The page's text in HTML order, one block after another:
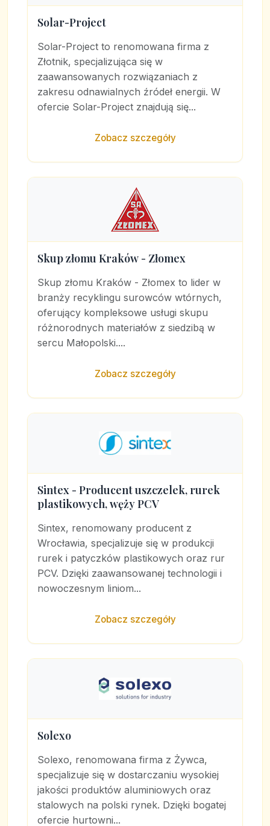
Solar-Project
Solar-Project to renomowana firma z
Złotnik, specjalizująca się w
zaawansowanych rozwiązaniach z
zakresu odnawialnych źródeł energii. W
ofercie Solar-Project znajdują się...
Zobacz szczegóły
Skup złomu Kraków - Złomex
Skup złomu Kraków - Złomex to lider w
branży recyklingu surowców wtórnych,
oferujący kompleksowe usługi skupu
różnorodnych materiałów z siedzibą w
sercu Małopolski....
Zobacz szczegóły
Sintex - Producent uszczelek, rurek
plastikowych, węży PCV
Sintex, renomowany producent z
Wrocławia, specjalizuje się w produkcji
rurek i patyczków plastikowych oraz rur
PCV. Dzięki zaawansowanej technologii i
nowoczesnym liniom...
Zobacz szczegóły
Solexo
Solexo, renomowana firma z Żywca,
specjalizuje się w dostarczaniu wysokiej
jakości produktów aluminiowych oraz
stalowych na polski rynek. Dzięki bogatej
ofercie hurtowni...